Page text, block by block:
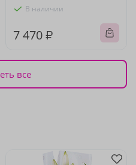
В наличии
7 470 ₽
все